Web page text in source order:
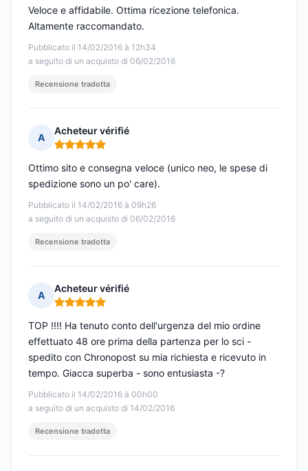
Pubblicato il 14/02/2016 à 12h34
a seguito di un acquisto di 06/02/2016
Veloce e affidabile. Ottima ricezione telefonica.
Altamente raccomandato.
Recensione tradotta
A
Acheteur vérifié
Nota: 5 su 5
Pubblicato il 14/02/2016 à 09h26
a seguito di un acquisto di 06/02/2016
Ottimo sito e consegna veloce (unico neo, le spese di
spedizione sono un po' care).
Recensione tradotta
A
Acheteur vérifié
Nota: 5 su 5
Pubblicato il 14/02/2016 à 00h00
a seguito di un acquisto di 14/02/2016
TOP !!!! Ha tenuto conto dell'urgenza del mio ordine
effettuato 48 ore prima della partenza per lo sci -
spedito con Chronopost su mia richiesta e ricevuto in
tempo. Giacca superba - sono entusiasta -?
Recensione tradotta